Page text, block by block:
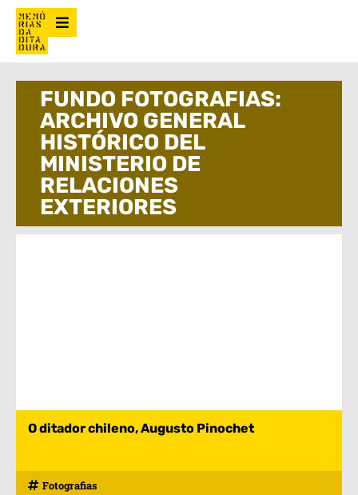
FUNDO FOTOGRAFIAS:
ARCHIVO GENERAL
HISTÓRICO DEL
MINISTERIO DE
RELACIONES
EXTERIORES
O ditador chileno, Augusto Pinochet
Fotografias